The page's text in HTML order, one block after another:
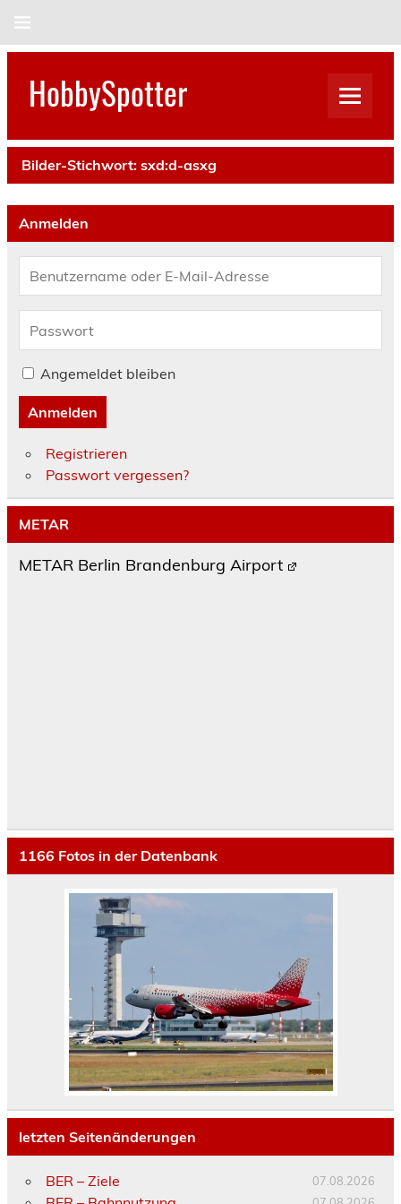
HobbySpotter
Bilder-Stichwort: sxd:d-asxg
Anmelden
Angemeldet bleiben
Anmelden
Registrieren
Passwort vergessen?
METAR
METAR Berlin Brandenburg Airport
1166 Fotos in der Datenbank
letzten Seitenänderungen
BER – Ziele 07.08.2026